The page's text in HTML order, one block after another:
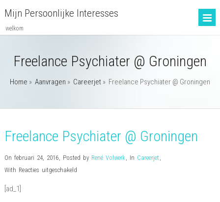
Mijn Persoonlijke Interesses
welkom
Freelance Psychiater @ Groningen
Home » Aanvragen » Careerjet » Freelance Psychiater @ Groningen
Freelance Psychiater @ Groningen
On februari 24, 2016, Posted by René Volwerk, In Careerjet ,
With Reacties uitgeschakeldvoor
[ad_1]